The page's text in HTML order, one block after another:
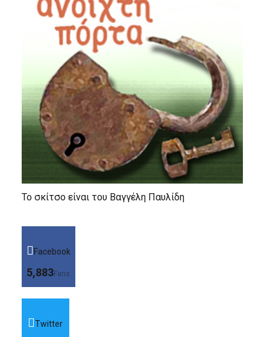
Το σκίτσο είναι του Βαγγέλη Παυλίδη
Facebook
5,883Fans
Twitter